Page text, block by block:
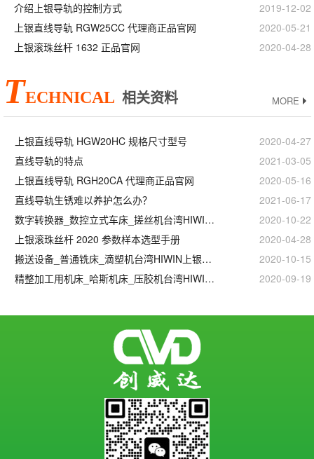
介绍上银导轨的控制方式
2019-12-02
上银直线导轨 RGW25CC 代理商正品官网
2020-05-21
上银滚珠丝杆 1632 正品官网
2020-04-28
TECHNICAL 相关资料 MORE
上银直线导轨 HGW20HC 规格尺寸型号
2020-04-27
直线导轨的特点
2021-03-05
上银直线导轨 RGH20CA 代理商正品官网
2020-05-16
直线导轨生锈难以养护怎么办？
2021-06-17
数字转换器_数控立式车床_搓丝机台湾HIWIN上银线性滑轨滑块
2020-10-22
上银滚珠丝杆 2020 参数样本选型手册
2020-04-28
搬送设备_普通铣床_滴塑机台湾HIWIN上银线性滑轨滑块
2020-10-15
精整加工用机床_哈斯机床_压胶机台湾HIWIN上银滚珠丝杆
2020-09-19